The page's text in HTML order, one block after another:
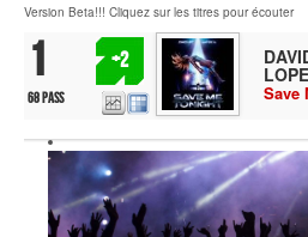
Version Beta!!! Cliquez sur les titres pour écouter
1
68 pass
+2
Save